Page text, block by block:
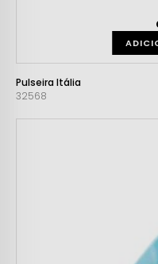
Pulseira Itália
32568